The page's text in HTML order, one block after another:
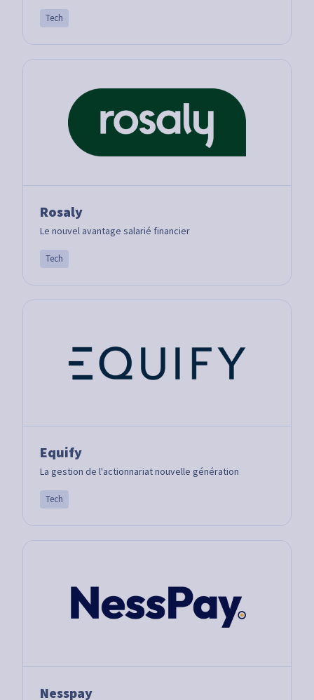
Tech
Rosaly
Le nouvel avantage salarié financier
Tech
Equify
La gestion de l'actionnariat nouvelle génération
Tech
Nesspay